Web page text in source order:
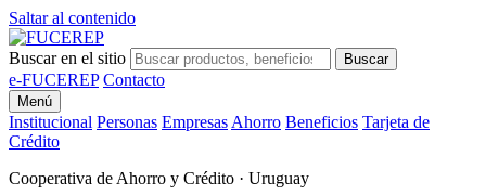
Saltar al contenido
Buscar en el sitio Buscar
e-FUCEREP Contacto
Menú
Institucional Personas Empresas Ahorro Beneficios Tarjeta de
Crédito
Cooperativa de Ahorro y Crédito · Uruguay